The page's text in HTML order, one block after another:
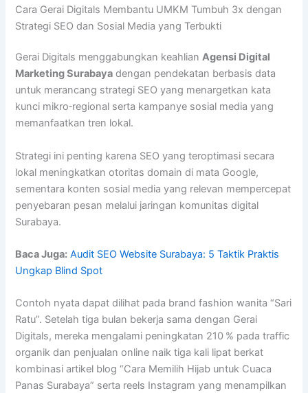
Cara Gerai Digitals Membantu UMKM Tumbuh 3x dengan
Strategi SEO dan Sosial Media yang Terbukti
Gerai Digitals menggabungkan keahlianAgensi Digital
Marketing Surabaya dengan pendekatan berbasis data
untuk merancang strategi SEO yang menargetkan kata
kunci mikro‑regional serta kampanye sosial media yang
memanfaatkan tren lokal.
Strategi ini penting karena SEO yang teroptimasi secara
lokal meningkatkan otoritas domain di mata Google,
sementara konten sosial media yang relevan mempercepat
penyebaran pesan melalui jaringan komunitas digital
Surabaya.
Baca Juga: Audit SEO Website Surabaya: 5 Taktik Praktis
Ungkap Blind Spot
Contoh nyata dapat dilihat pada brand fashion wanita “Sari
Ratu”. Setelah tiga bulan bekerja sama dengan Gerai
Digitals, mereka mengalami peningkatan 210 % pada traffic
organik dan penjualan online naik tiga kali lipat berkat
kombinasi artikel blog “Cara Memilih Hijab untuk Cuaca
Panas Surabaya” serta reels Instagram yang menampilkan